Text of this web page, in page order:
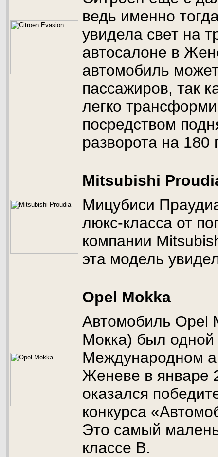
ведь именно
увидела свет на
автосалоне в
автомобиль
пассажиров, так
легко
посредством
разворота на 180
Mitsubishi
Мицубиси
люкс-класса от
компании
эта модель
Opel Mokka
Автомобиль Opel
Мокка) был
Международном
Женеве в январе
оказался
конкурса
Это самый
классе В.